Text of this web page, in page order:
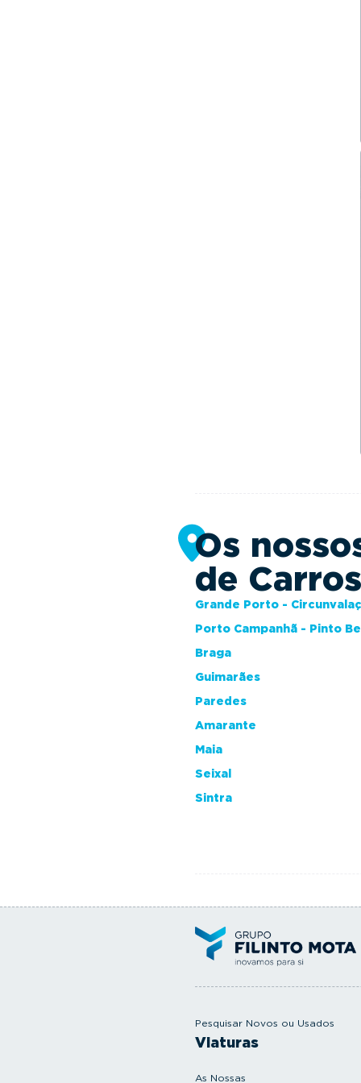
Os
de
Grande Porto -
Porto Campanhã - Pinto
Braga
Guimarães
Paredes
Amarante
Maia
Seixal
Sintra
Pesquisar Novos ou Usados
Viaturas
As Nossas